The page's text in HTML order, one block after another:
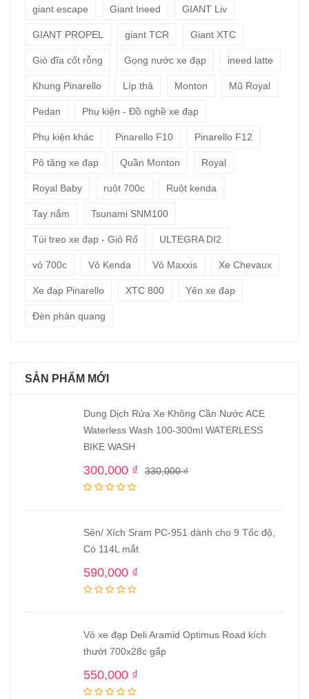
giant escape Giant Ineed GIANT Liv
GIANT PROPEL giant TCR Giant XTC
Giò đĩa cốt rỗng Gọng nước xe đạp ineed latte
Khung Pinarello Líp thả Monton Mũ Royal
Pedan Phụ kiện - Đồ nghề xe đạp
Phụ kiện khác Pinarello F10 Pinarello F12
Pô tăng xe đạp Quần Monton Royal
Royal Baby ruột 700c Ruột kenda
Tay nắm Tsunami SNM100
Túi treo xe đạp - Giỏ Rổ ULTEGRA DI2
vỏ 700c Vỏ Kenda Vỏ Maxxis Xe Chevaux
Xe đạp Pinarello XTC 800 Yên xe đạp
Đèn phản quang
SẢN PHẨM MỚI
Dung Dịch Rửa Xe Không Cần Nước ACE
Waterless Wash 100-300ml WATERLESS
BIKE WASH
330,000₫
300,000 ₫
Sên/ Xích Sram PC-951 dành cho 9 Tốc độ,
Có 114L mắt
590,000 ₫
Vỏ xe đạp Deli Aramid Optimus Road kích
thướt 700x28c gấp
550,000 ₫